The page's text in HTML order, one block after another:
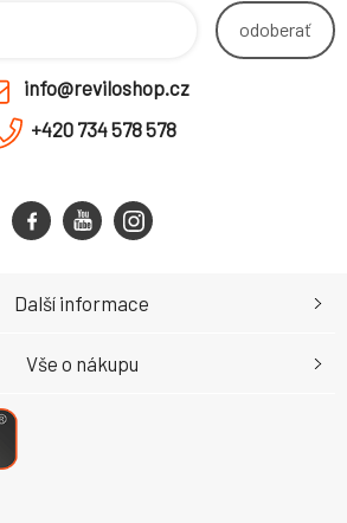
odoberať
info@reviloshop.cz
+420 734 578 578
Další informace
Vše o nákupu